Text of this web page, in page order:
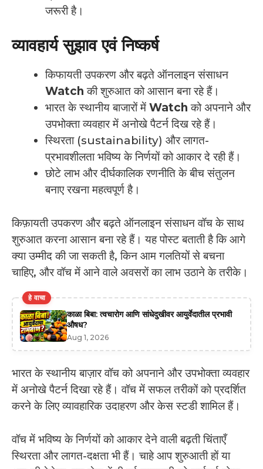
जरूरी है।
व्यावहार्य सुझाव एवं निष्कर्ष
किफायती उपकरण और बढ़ते ऑनलाइन संसाधन
Watch की शुरुआत को आसान बना रहे हैं।
भारत के स्थानीय बाजारों में Watch को अपनाने और
उपभोक्ता व्यवहार में अनोखे पैटर्न दिख रहे हैं।
स्थिरता (sustainability) और लागत-
प्रभावशीलता भविष्य के निर्णयों को आकार दे रही हैं।
छोटे लाभ और दीर्घकालिक रणनीति के बीच संतुलन
बनाए रखना महत्वपूर्ण है।
किफ़ायती उपकरण और बढ़ते ऑनलाइन संसाधन वॉच के साथ
शुरुआत करना आसान बना रहे हैं। यह पोस्ट बताती है कि आगे
क्या उम्मीद की जा सकती है, किन आम गलतियों से बचना
चाहिए, और वॉच में आने वाले अवसरों का लाभ उठाने के तरीके।
हे वाचा
काळा बिबा: त्वचारोग आणि सांधेदुखीवर आयुर्वेदातील प्रभावी
औषध?
Aug 1, 2026
भारत के स्थानीय बाज़ार वॉच को अपनाने और उपभोक्ता व्यवहार
में अनोखे पैटर्न दिखा रहे हैं। वॉच में सफल तरीकों को प्रदर्शित
करने के लिए व्यावहारिक उदाहरण और केस स्टडी शामिल हैं।
वॉच में भविष्य के निर्णयों को आकार देने वाली बढ़ती चिंताएँ
स्थिरता और लागत-दक्षता भी हैं। चाहे आप शुरुआती हों या